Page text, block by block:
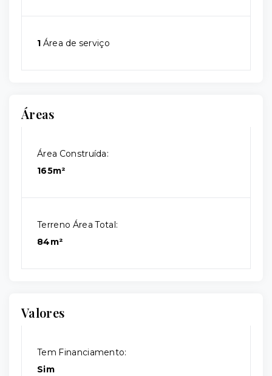
1 Área de serviço
Áreas
Área Construída:
165m²
Terreno Área Total:
84m²
Valores
Tem Financiamento:
Sim